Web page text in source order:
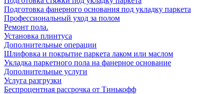
Подготовка фанерного основания под укладку паркета
Профессиональный уход за полом
Ремонт пола.
Установка плинтуса
Дополнительные операции
Шлифовка и покрытие паркета лаком или маслом
Укладка паркетного пола на фанерное основание
Дополнительные услуги
Услуга разгрузки
Беспроцентная рассрочка от Тинькофф